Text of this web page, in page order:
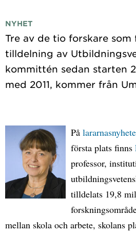
NYHET
Tre av de tio forskare som
tilldelning av
kommittén sedan starten
På
första plats finns
professor,
tilldelats 19,8
mellan skola och arbete, skolans